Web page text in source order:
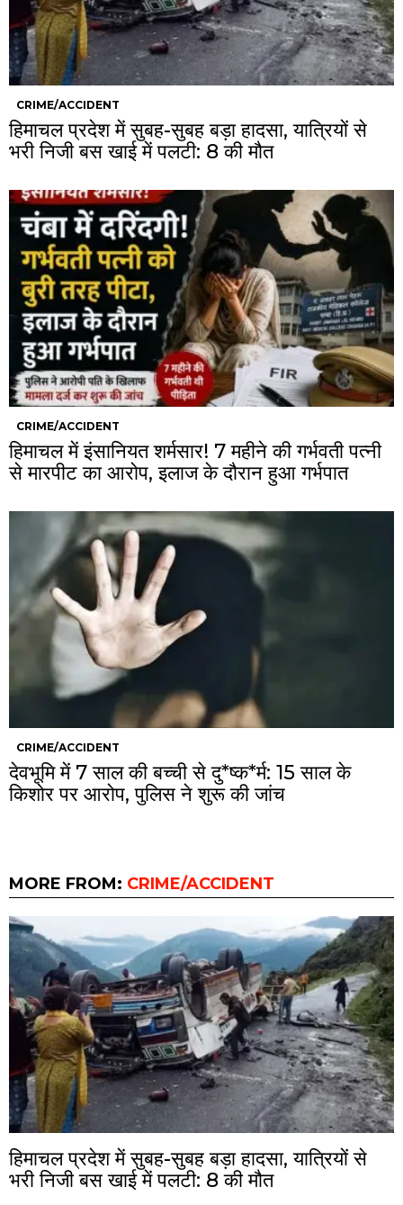
CRIME/ACCIDENT
हिमाचल प्रदेश में सुबह-सुबह बड़ा हादसा, यात्रियों से
भरी निजी बस खाई में पलटी: 8 की मौत
CRIME/ACCIDENT
हिमाचल में इंसानियत शर्मसार! 7 महीने की गर्भवती पत्नी
से मारपीट का आरोप, इलाज के दौरान हुआ गर्भपात
CRIME/ACCIDENT
देवभूमि में 7 साल की बच्ची से दु*ष्क*र्म: 15 साल के
किशोर पर आरोप, पुलिस ने शुरू की जांच
MORE FROM: CRIME/ACCIDENT
हिमाचल प्रदेश में सुबह-सुबह बड़ा हादसा, यात्रियों से
भरी निजी बस खाई में पलटी: 8 की मौत